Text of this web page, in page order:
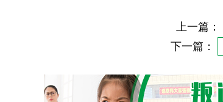
上一篇：
下一篇：